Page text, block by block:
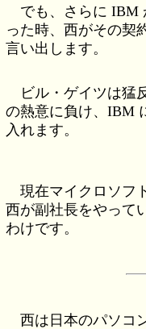
でも、さらに IBM
った時、西がその契
言い出します。
ビル・ゲイツは猛
の熱意に負け、IBM
入れます。
現在マイクロソフ
西が副社長をやって
わけです。
西は日本のパソコ